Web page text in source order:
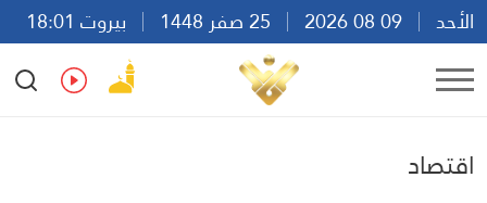
الأحد
بيروت 18:01
Ar
En Fr Es
اقتصاد